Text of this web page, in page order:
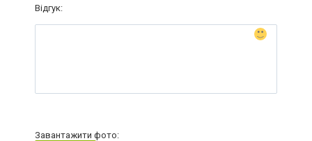
Відгук:
Завантажити фото: